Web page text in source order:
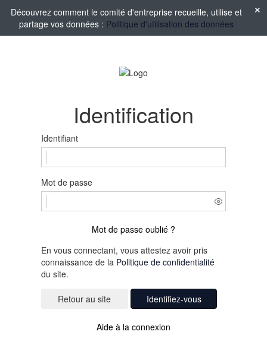
Découvrez comment le comité d'entreprise recueille, utilise et
partage vos données : Politique d'utilisation des données
Identification
Identifiant
Mot de passe
Mot de passe oublié ?
En vous connectant, vous attestez avoir pris
connaissance de la Politique de confidentialité
du site.
Identifiez-vous
Aide à la connexion